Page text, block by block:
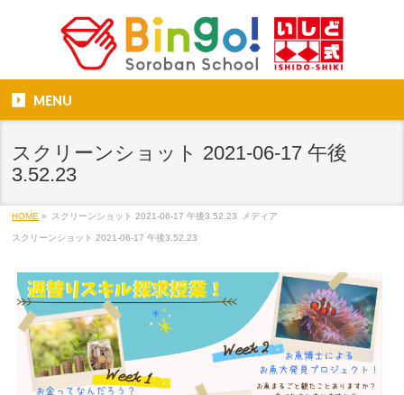
MENU
スクリーンショット 2021-06-17 午後
3.52.23
HOME » スクリーンショット 2021-06-17 午後3.52.23 メディア
スクリーンショット 2021-06-17 午後3.52.23